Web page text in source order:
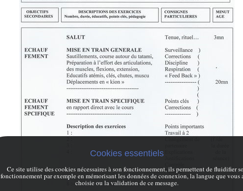
Cookies essentiels
Ce site utilise des cookies nécessaires à son fonctionnement, ils permettent de fluidifier
fonctionnement par exemple en mémorisant les données de connexion, la langue que vous
choisie ou la validation de ce message.